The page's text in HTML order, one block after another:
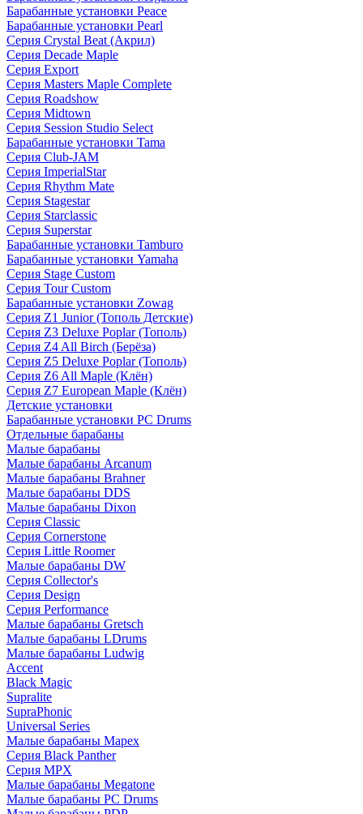
Барабанные установки Peace
Барабанные установки Pearl
Серия Crystal Beat (Акрил)
Серия Decade Maple
Серия Export
Серия Masters Maple Complete
Серия Roadshow
Серия Midtown
Серия Session Studio Select
Барабанные установки Tama
Серия Club-JAM
Серия ImperialStar
Серия Rhythm Mate
Серия Stagestar
Серия Starclassic
Серия Superstar
Барабанные установки Tamburo
Барабанные установки Yamaha
Серия Stage Custom
Серия Tour Custom
Барабанные установки Zowag
Серия Z1 Junior (Тополь Детские)
Серия Z3 Deluxe Poplar (Тополь)
Серия Z4 All Birch (Берёза)
Серия Z5 Deluxe Poplar (Тополь)
Серия Z6 All Maple (Клён)
Серия Z7 European Maple (Клён)
Детские установки
Барабанные установки PC Drums
Отдельные барабаны
Малые барабаны
Малые барабаны Arcanum
Малые барабаны Brahner
Малые барабаны DDS
Малые барабаны Dixon
Серия Classic
Серия Cornerstone
Серия Little Roomer
Малые барабаны DW
Серия Collector's
Серия Design
Серия Performance
Малые барабаны Gretsch
Малые барабаны LDrums
Малые барабаны Ludwig
Accent
Black Magic
Supralite
SupraPhonic
Universal Series
Малые барабаны Mapex
Серия Black Panther
Серия MPX
Малые барабаны Megatone
Малые барабаны PC Drums